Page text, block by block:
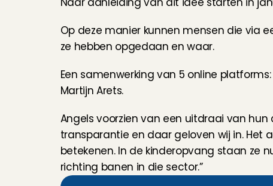
Op deze manier kunnen mensen die via
ze hebben opgedaan en waar.
Een samenwerking van 5 online
Martijn Arets.
Angels voorzien van een uitdraai van
transparantie en daar geloven wij in. Het
betekenen. In de kinderopvang staan ze
richting banen in die sector.”